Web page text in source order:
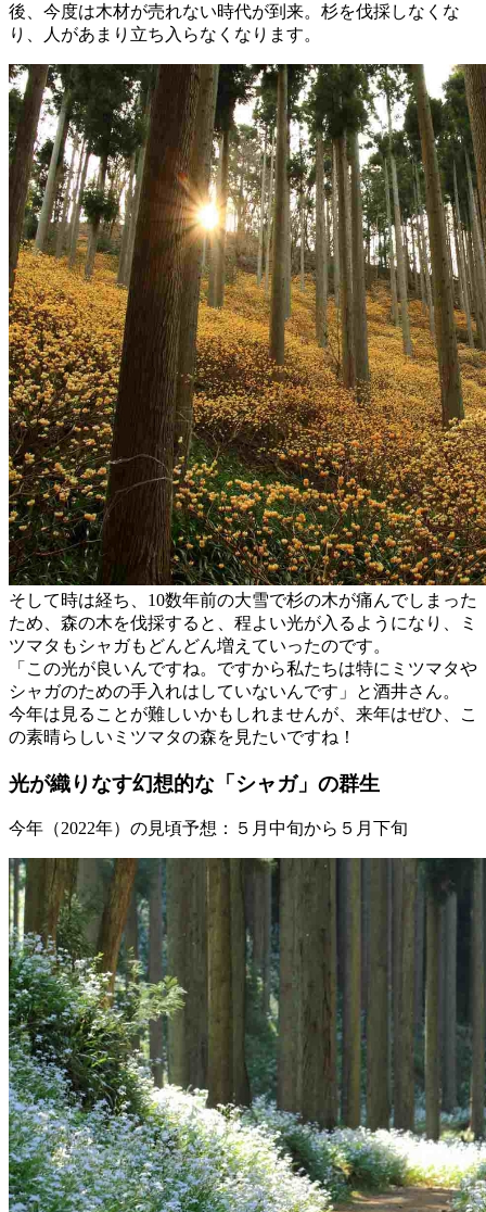
後、今度は木材が売れない時代が到来。杉を伐採しなくな
り、人があまり立ち入らなくなります。
そして時は経ち、10数年前の大雪で杉の木が痛んでしまった
ため、森の木を伐採すると、程よい光が入るようになり、ミ
ツマタもシャガもどんどん増えていったのです。
「この光が良いんですね。ですから私たちは特にミツマタや
シャガのための手入れはしていないんです」と酒井さん。
今年は見ることが難しいかもしれませんが、来年はぜひ、こ
の素晴らしいミツマタの森を見たいですね！
光が織りなす幻想的な「シャガ」の群生
今年（2022年）の見頃予想：５月中旬から５月下旬